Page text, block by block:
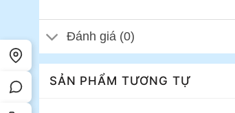
Đánh giá (0)
SẢN PHẨM TƯƠNG TỰ